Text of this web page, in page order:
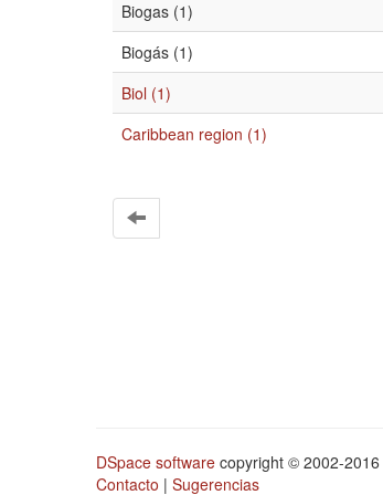
Biogas (1)
Biogás (1)
Biol (1)
Caribbean region (1)
DSpace software copyright © 2002-2016
Contacto | Sugerencias